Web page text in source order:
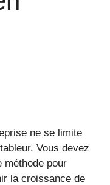
ne se limite
Vous devez
méthode pour
la croissance de